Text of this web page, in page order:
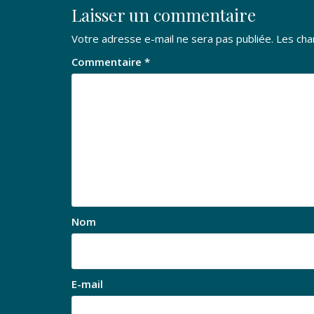
Laisser un commentaire
Votre adresse e-mail ne sera pas publiée. Les
Commentaire *
Nom
E-mail